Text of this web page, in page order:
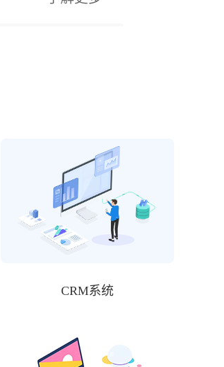
CRM系统